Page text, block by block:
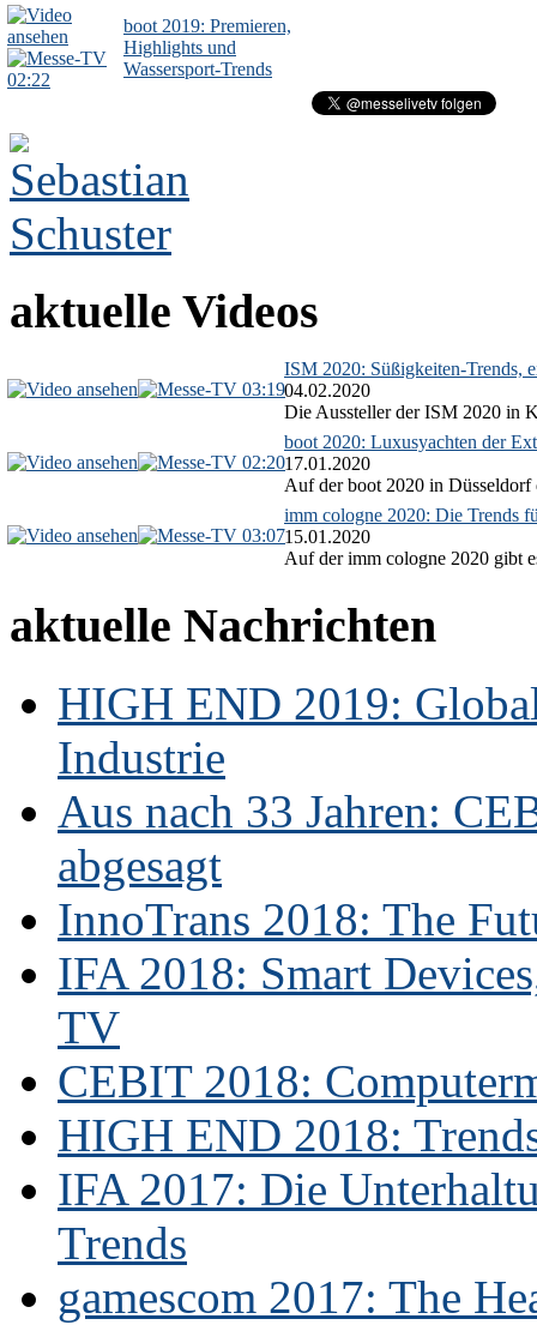
02:22
boot 2019: Premieren,
Highlights und
Wassersport-Trends
aktuelle Videos
03:19
ISM 2020: Süßigkeiten-Trends,
04.02.2020
Die Aussteller der ISM 2020 in
02:20
boot 2020: Luxusyachten der
17.01.2020
Auf der boot 2020 in Düsseldorf
03:07
imm cologne 2020: Die Trends
15.01.2020
Auf der imm cologne 2020 gibt
aktuelle Nachrichten
HIGH END 2019:
Industrie
Aus nach 33 Jahren:
abgesagt
InnoTrans 2018: The
IFA 2018: Smart
TV
CEBIT 2018:
HIGH END 2018:
IFA 2017: Die
Trends
gamescom 2017: The